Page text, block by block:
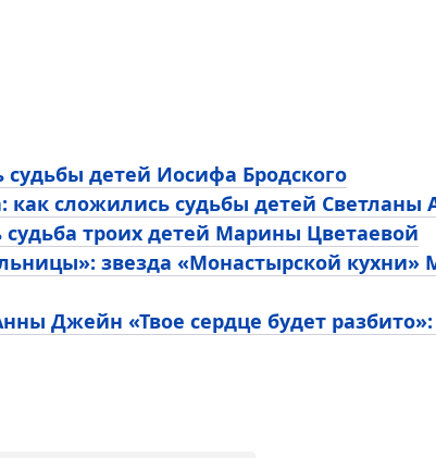
детей Иосифа Бродского
как сложились судьбы детей Светланы
судьба троих детей Марины Цветаевой
звезда «Монастырской кухни»
Джейн «Твое сердце будет